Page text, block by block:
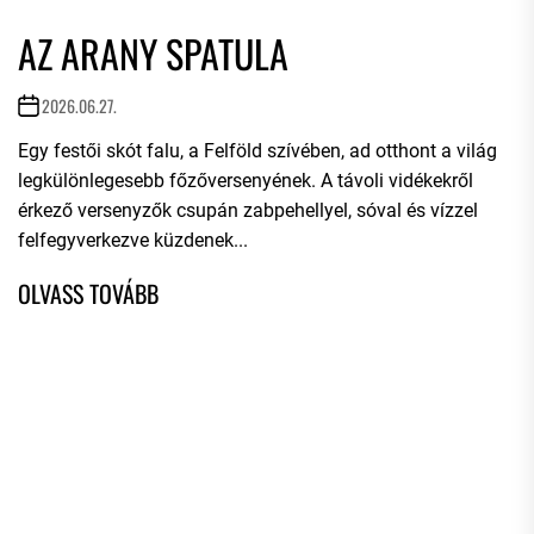
AZ ARANY SPATULA
2026.06.27.
Egy festői skót falu, a Felföld szívében, ad otthont a világ
legkülönlegesebb főzőversenyének. A távoli vidékekről
érkező versenyzők csupán zabpehellyel, sóval és vízzel
felfegyverkezve küzdenek...